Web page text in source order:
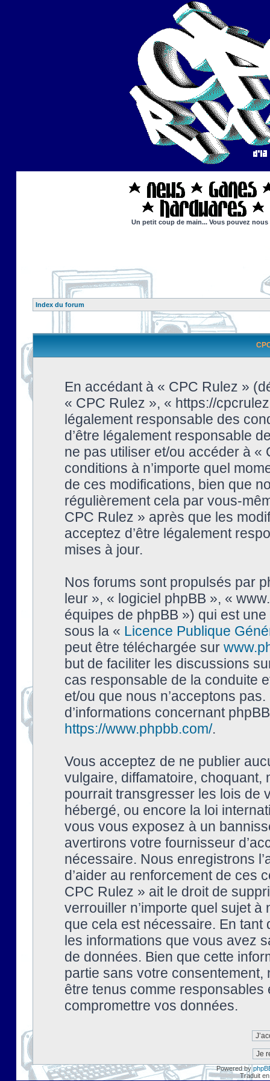
Un petit coup de main... Vous pouvez
Index du forum
En accédant à « CPC Rulez »
« CPC Rulez », « https://
légalement responsable des
d’être légalement responsable
ne pas utiliser et/ou accéder à
conditions à n’importe quel
de ces modifications, bien que
régulièrement cela par vous-
CPC Rulez » après que les
acceptez d’être légalement
mises à jour.
Nos forums sont propulsés par
leur », « logiciel phpBB », «
équipes de phpBB ») qui est
sous la « Licence Publique
peut être téléchargée sur
but de faciliter les discussions
cas responsable de la conduite
et/ou que nous n’acceptons
d’informations concernant
https://www.phpbb.com/.
Vous acceptez de ne publier
vulgaire, diffamatoire, choquant,
pourrait transgresser les lois de
hébergé, ou encore la loi
vous vous exposez à un
avertirons votre fournisseur
nécessaire. Nous enregistrons
d’aider au renforcement de ces
CPC Rulez » ait le droit de
verrouiller n’importe quel sujet à
que cela est nécessaire. En tant
les informations que vous avez
de données. Bien que cette
partie sans votre
être tenus comme
compromettre vos données.
Powered by
Traduit